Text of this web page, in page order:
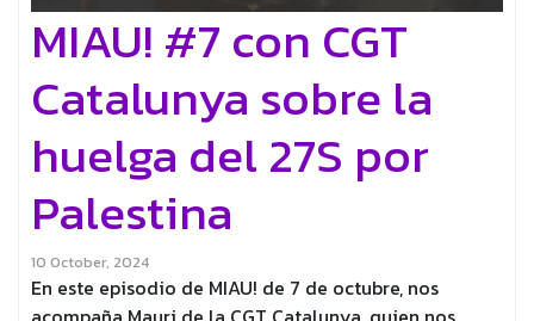
MIAU! #7 con CGT
Catalunya sobre la
huelga del 27S por
Palestina
10 October, 2024
En este episodio de MIAU! de 7 de octubre, nos